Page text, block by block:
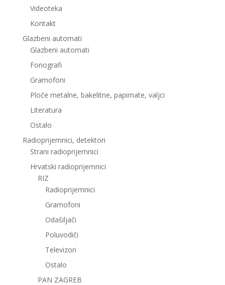
Videoteka
Kontakt
Glazbeni automati
Glazbeni automati
Fonografi
Gramofoni
Ploče metalne, bakelitne, papirnate, valjci
Literatura
Ostalo
Radioprijemnici, detektori
Strani radioprijemnici
Hrvatski radioprijemnici
RIZ
Radioprijemnici
Gramofoni
Odašiljači
Poluvodiči
Televizori
Ostalo
PAN ZAGREB